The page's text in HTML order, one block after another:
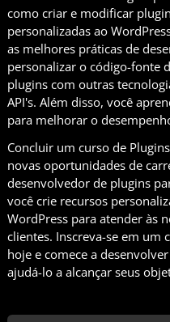
como criar e modificar
personalizadas ao
as melhores práticas de
personalizar o código-fonte
plugins com outras
API's. Além disso, você
para melhorar o
Concluir um curso de
novas oportunidades de
desenvolvedor de plugins
você crie recursos
WordPress para atender às
clientes. Inscreva-se em um
hoje e comece a
ajudá-lo a alcançar seus